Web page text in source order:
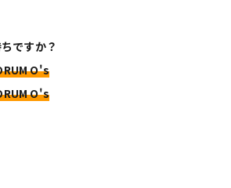
ですか？
O's
O's